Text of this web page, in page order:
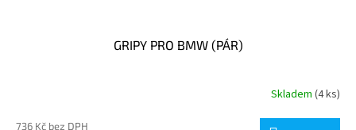
GRIPY PRO BMW (PÁR)
Skladem (4 ks)
736 Kč bez DPH